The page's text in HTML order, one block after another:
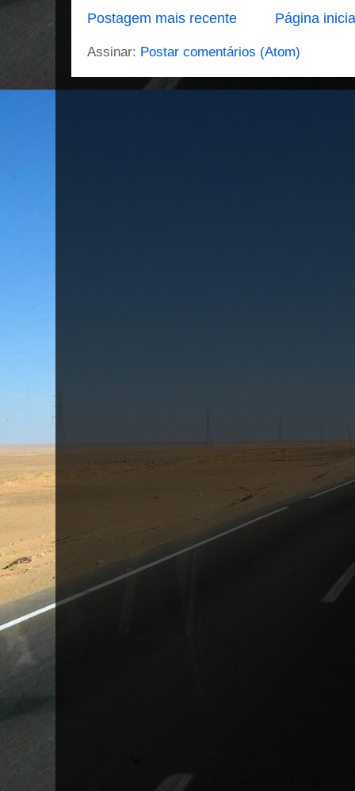
Postagem mais recente Página
Assinar: Postar comentários (Atom)